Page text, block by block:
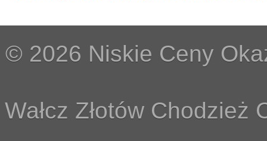
© 2026 Niskie Ceny
Wałcz Złotów